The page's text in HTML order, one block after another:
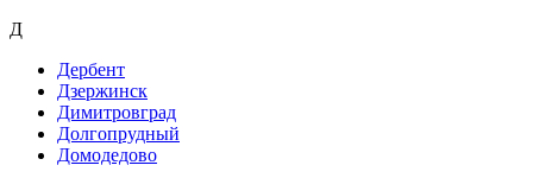
Д
Дербент
Дзержинск
Димитровград
Долгопрудный
Домодедово